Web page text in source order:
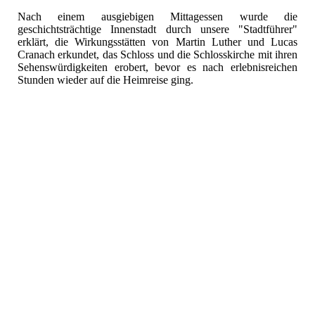
Nach einem ausgiebigen Mittagessen wurde die
geschichtsträchtige Innenstadt durch unsere "Stadtführer"
erklärt, die Wirkungsstätten von Martin Luther und Lucas
Cranach erkundet, das Schloss und die Schlosskirche mit ihren
Sehenswürdigkeiten erobert, bevor es nach erlebnisreichen
Stunden wieder auf die Heimreise ging.